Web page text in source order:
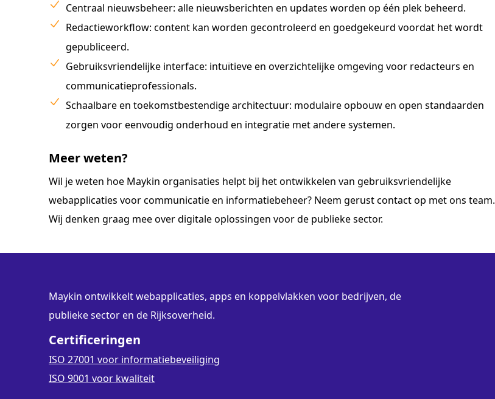
Centraal nieuwsbeheer: alle nieuwsberichten en updates worden op één plek beheerd.
Redactieworkflow: content kan worden gecontroleerd en goedgekeurd voordat het wordt
gepubliceerd.
Gebruiksvriendelijke interface: intuïtieve en overzichtelijke omgeving voor redacteurs en
communicatieprofessionals.
Schaalbare en toekomstbestendige architectuur: modulaire opbouw en open standaarden
zorgen voor eenvoudig onderhoud en integratie met andere systemen.
Meer weten?
Wil je weten hoe Maykin organisaties helpt bij het ontwikkelen van gebruiksvriendelijke
webapplicaties voor communicatie en informatiebeheer? Neem gerust contact op met ons team.
Wij denken graag mee over digitale oplossingen voor de publieke sector.
Maykin ontwikkelt webapplicaties, apps en koppelvlakken voor bedrijven, de
publieke sector en de Rijksoverheid.
Certificeringen
ISO 27001 voor informatiebeveiliging
ISO 9001 voor kwaliteit